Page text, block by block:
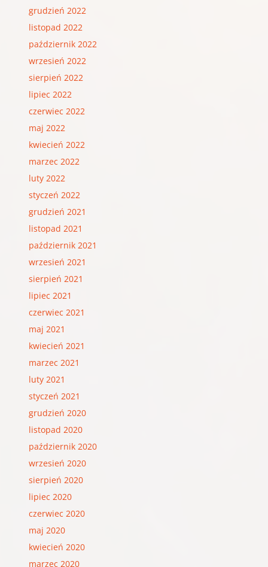
grudzień 2022
listopad 2022
październik 2022
wrzesień 2022
sierpień 2022
lipiec 2022
czerwiec 2022
maj 2022
kwiecień 2022
marzec 2022
luty 2022
styczeń 2022
grudzień 2021
listopad 2021
październik 2021
wrzesień 2021
sierpień 2021
lipiec 2021
czerwiec 2021
maj 2021
kwiecień 2021
marzec 2021
luty 2021
styczeń 2021
grudzień 2020
listopad 2020
październik 2020
wrzesień 2020
sierpień 2020
lipiec 2020
czerwiec 2020
maj 2020
kwiecień 2020
marzec 2020